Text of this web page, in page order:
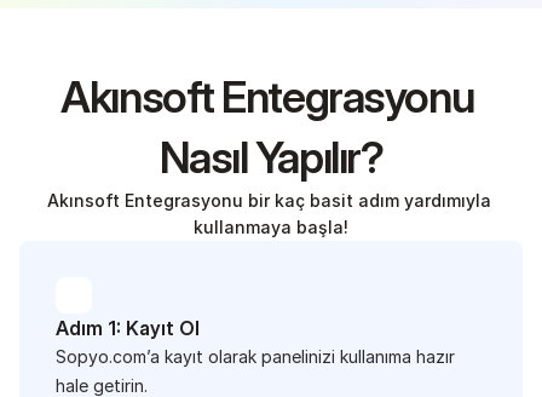
Akınsoft Entegrasyonu
Nasıl Yapılır?
Akınsoft Entegrasyonu bir kaç basit adım yardımıyla
kullanmaya başla!
Adım 1: Kayıt Ol
Sopyo.com’a kayıt olarak panelinizi kullanıma hazır
hale getirin.